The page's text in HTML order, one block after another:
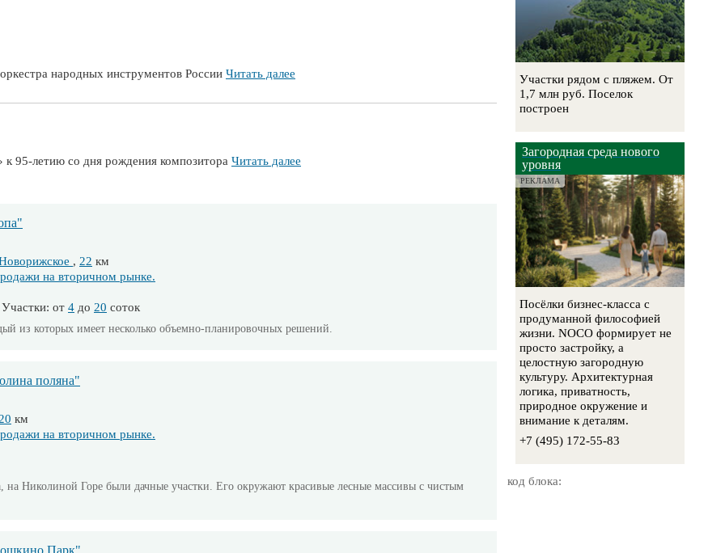
народных инструментов России Читать далее
к 95-летию со дня рождения композитора Читать далее
, 22 км
на вторичном рынке.
от 4 до 20 соток
из которых имеет несколько объемно-планировочных решений.
поляна"
20 км
на вторичном рынке.
на Николиной Горе были дачные участки. Его окружают красивые лесные массивы с чистым
Парк"
Участки рядом с пляжем. От
1,7 млн руб. Поселок
построен
Загородная среда нового
уровня
РЕКЛАМА
Посёлки бизнес-класса с
продуманной философией
жизни. NOCO формирует не
просто застройку, а
целостную загородную
культуру. Архитектурная
логика, приватность,
природное окружение и
внимание к деталям.
+7 (495) 172-55-83
код блока: